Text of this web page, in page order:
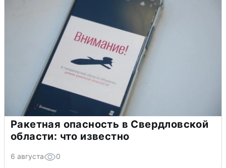
Ракетная опасность в Свердловской
области: что известно
6 августа 0